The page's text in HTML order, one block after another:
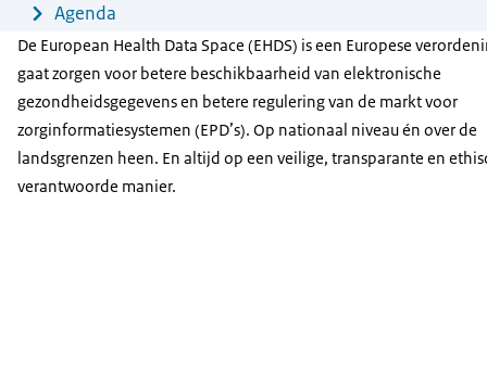
Agenda
De European Health Data Space (EHDS) is een Europese
gaat zorgen voor betere beschikbaarheid van elektronische
gezondheidsgegevens en betere regulering van de markt voor
zorginformatiesystemen (EPD’s). Op nationaal niveau én over de
landsgrenzen heen. En altijd op een veilige, transparante en
verantwoorde manier.